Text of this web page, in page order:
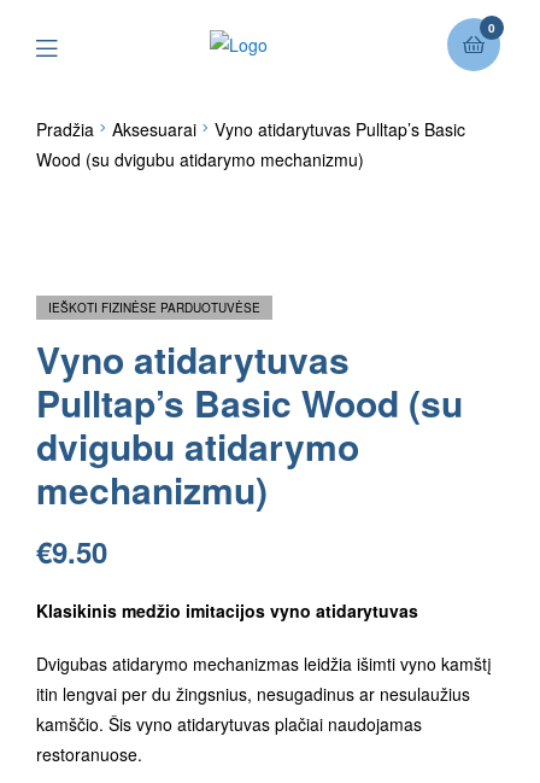
0
Pradžia Aksesuarai
Vyno atidarytuvas Pulltap’s Basic
Wood (su dvigubu atidarymo mechanizmu)
IEŠKOTI FIZINĖSE PARDUOTUVĖSE
Vyno atidarytuvas
Pulltap’s Basic Wood (su
dvigubu atidarymo
mechanizmu)
€9.50
Klasikinis medžio imitacijos vyno atidarytuvas
Dvigubas atidarymo mechanizmas leidžia išimti vyno kamštį
itin lengvai per du žingsnius, nesugadinus ar nesulaužius
kamščio. Šis vyno atidarytuvas plačiai naudojamas
restoranuose.